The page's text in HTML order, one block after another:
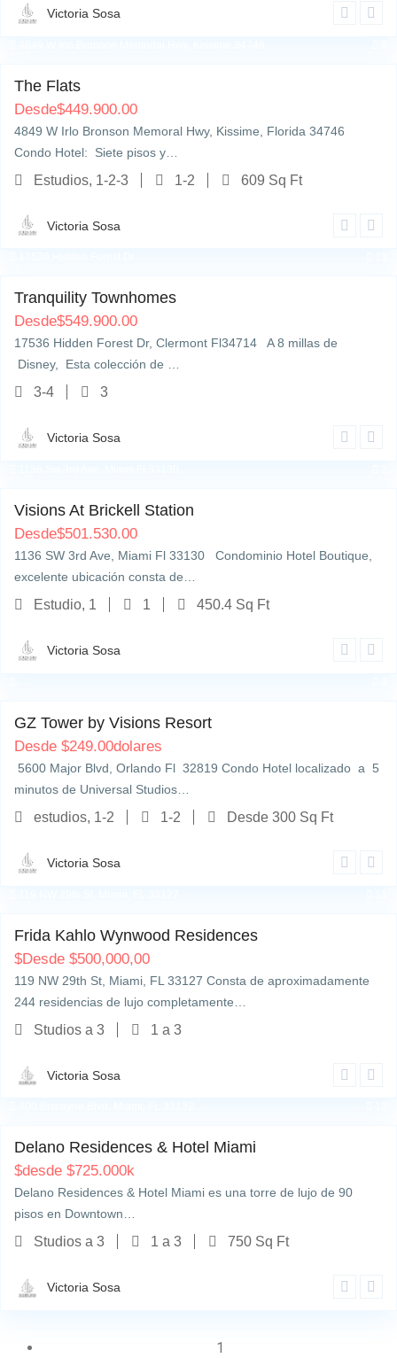
Victoria Sosa
The Flats
Desde$449.900.00
4849 W Irlo Bronson Memoral Hwy, Kissime, Florida 34746
Condo Hotel: Siete pisos y…
Estudios, 1-2-3 1-2 609 Sq Ft
Victoria Sosa
Tranquility Townhomes
Desde$549.900.00
17536 Hidden Forest Dr, Clermont Fl34714 A 8 millas de
Disney, Esta colección de …
3-4 3
Victoria Sosa
Visions At Brickell Station
Desde$501.530.00
1136 SW 3rd Ave, Miami Fl 33130 Condominio Hotel Boutique,
excelente ubicación consta de…
Estudio, 1 1 450.4 Sq Ft
Victoria Sosa
GZ Tower by Visions Resort
Desde $249.00dolares
5600 Major Blvd, Orlando Fl 32819 Condo Hotel localizado a 5
minutos de Universal Studios…
estudios, 1-2 1-2 Desde 300 Sq Ft
Victoria Sosa
Frida Kahlo Wynwood Residences
$Desde $500,000,00
119 NW 29th St, Miami, FL 33127 Consta de aproximadamente
244 residencias de lujo completamente…
Studios a 3 1 a 3
Victoria Sosa
Delano Residences & Hotel Miami
$desde $725.000k
Delano Residences & Hotel Miami es una torre de lujo de 90
pisos en Downtown…
Studios a 3 1 a 3 750 Sq Ft
Victoria Sosa
1